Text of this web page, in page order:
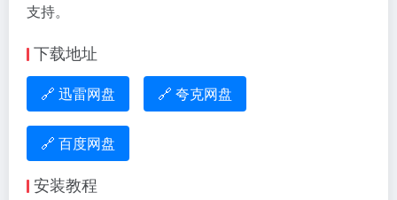
支持。
下载地址
🔗 迅雷网盘 🔗 夸克网盘
🔗 百度网盘
安装教程